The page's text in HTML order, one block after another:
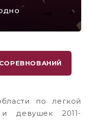
по легкой
девушек 2011-